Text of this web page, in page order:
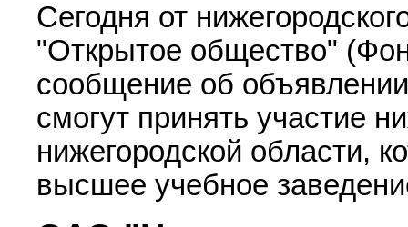
Сегодня от
"Открытое общество"
сообщение об
смогут принять участие
нижегородской области,
высшее учебное